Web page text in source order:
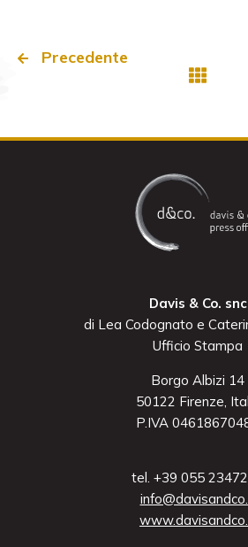
Precedente
Davis & Co. snc
di Lea Codognato e
Ufficio Stampa
Borgo Albizi 14
50122 Firenze,
P.IVA
tel. +39 055